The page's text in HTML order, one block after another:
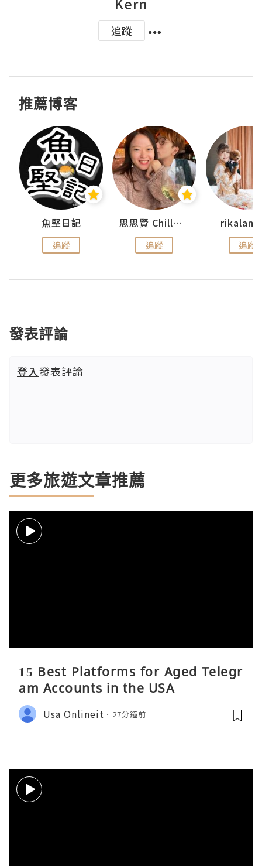
追蹤
推薦博客
魚堅日記
追蹤
思思賢 ChillMyBabe
追蹤 追蹤
發表評論
登入發表評論
更多旅遊文章推薦
15 Best Platforms for Aged Telegr
am Accounts in the USA
Usa Onlineit 27分鐘前